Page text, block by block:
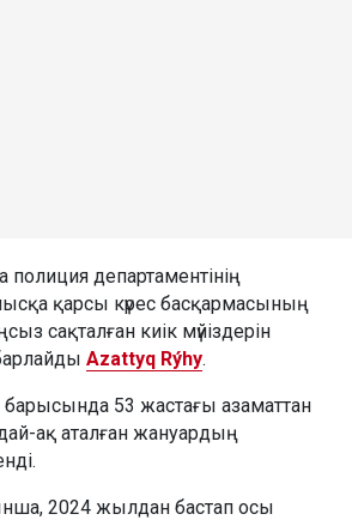
департаментінің
қарсы күрес басқармасының
сақталған киік мүйіздерін
Azattyq Rýhy.
53 жастағы азаматтан
ақ аталған жануардың
2024 жылдан бастап осы